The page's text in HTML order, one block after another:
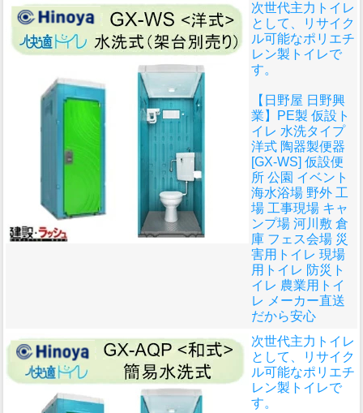
次世代主力トイレ
として、リサイク
ル可能なポリエチ
レン製トイレで
す。
【日野屋 日野興
業】PE製 仮設ト
イレ 水洗タイプ
洋式 陶器製便器
[GX-WS] 仮設便
所 公園 イベント
海水浴場 野外 工
場 工事現場 キャ
ンプ場 河川敷 倉
庫 フェス会場 災
害用トイレ 現場
用トイレ 防災ト
イレ 農業用トイ
レ メーカー直送
だから安心
次世代主力トイレ
として、リサイク
ル可能なポリエチ
レン製トイレで
す。